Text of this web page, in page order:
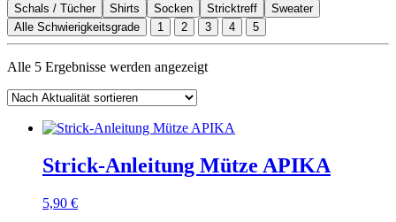
Schals / Tücher
Shirts Socken Stricktreff
Sweater
Alle Schwierigkeitsgrade
1 2 3 4 5
Alle 5 Ergebnisse werden angezeigtNach
Strick-Anleitung Mütze APIKA
5,90 €